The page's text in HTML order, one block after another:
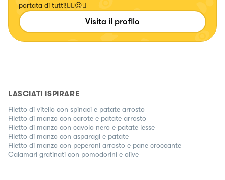
portata di tutti!✌🏼😍🍝
Visita il profilo
LASCIATI ISPIRARE
Filetto di vitello con spinaci e patate arrosto
Filetto di manzo con carote e patate arrosto
Filetto di manzo con cavolo nero e patate lesse
Filetto di manzo con asparagi e patate
Filetto di manzo con peperoni arrosto e pane croccante
Calamari gratinati con pomodorini e olive